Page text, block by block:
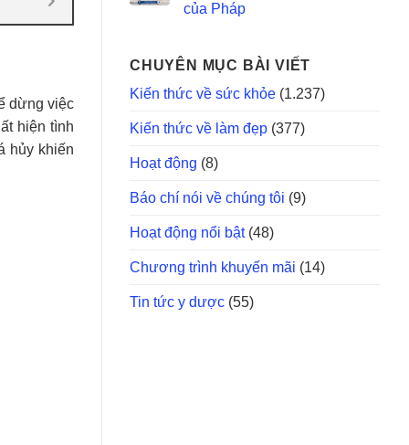
dừng việc
hiện tình
hủy khiến
của Pháp
CHUYÊN MỤC BÀI VIẾT
Kiến thức về sức khỏe (1.237)
Kiến thức về làm đẹp (377)
Hoạt động (8)
Báo chí nói về chúng tôi (9)
Hoạt động nổi bật(48)
Chương trình khuyến mãi (14)
Tin tức y dược (55)